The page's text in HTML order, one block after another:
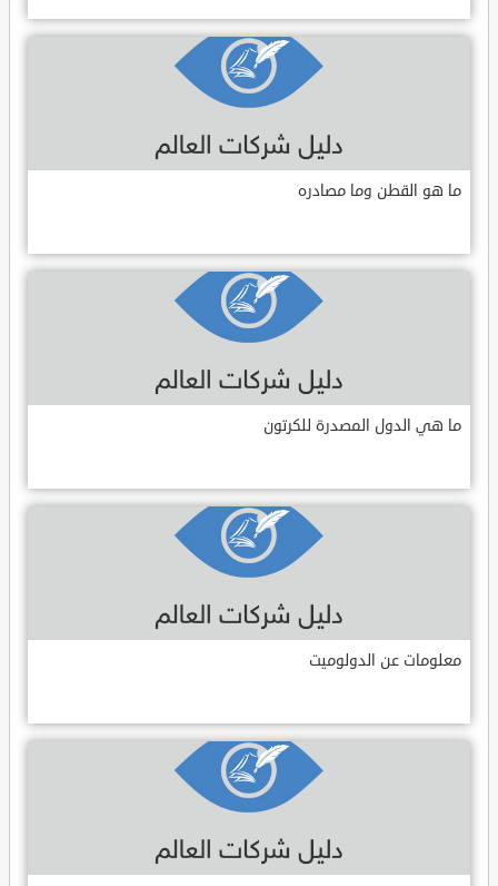
ما هو القطن وما مصادره
ما هي الدول المصدرة للكرتون
معلومات عن الدولوميت